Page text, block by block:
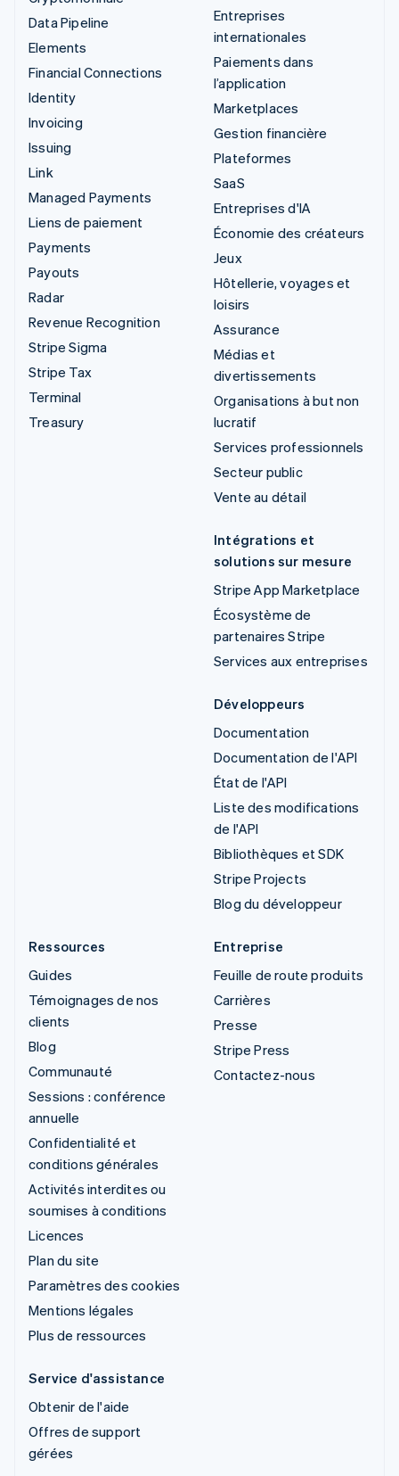
Data Pipeline
Elements
Financial Connections
Identity
Invoicing
Issuing
Link
Managed Payments
Liens de paiement
Payments
Payouts
Radar
Revenue Recognition
Stripe Sigma
Stripe Tax
Terminal
Treasury
Entreprises
internationales
Paiements dans
l’application
Marketplaces
Gestion financière
Plateformes
SaaS
Entreprises d'IA
Économie des créateurs
Jeux
Hôtellerie, voyages et
loisirs
Assurance
Médias et
divertissements
Organisations à but non
lucratif
Services professionnels
Secteur public
Vente au détail
Intégrations et
solutions sur mesure
Stripe App Marketplace
Écosystème de
partenaires Stripe
Services aux entreprises
Développeurs
Documentation
Documentation de l'API
État de l'API
Liste des modifications
de l'API
Bibliothèques et SDK
Stripe Projects
Blog du développeur
Ressources
Guides
Témoignages de nos
clients
Blog
Communauté
Sessions : conférence
annuelle
Confidentialité et
conditions générales
Activités interdites ou
soumises à conditions
Licences
Plan du site
Paramètres des cookies
Mentions légales
Plus de ressources
Entreprise
Feuille de route produits
Carrières
Presse
Stripe Press
Contactez-nous
Service d'assistance
Obtenir de l'aide
Offres de support
gérées